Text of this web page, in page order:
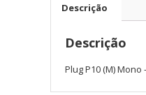
Descrição
Descrição
Plug P10 (M)